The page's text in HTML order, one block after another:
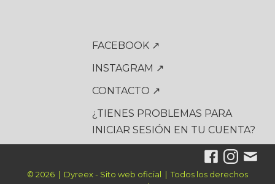
FACEBOOK ↗
INSTAGRAM ↗
CONTACTO ↗
¿TIENES PROBLEMAS PARA
INICIAR SESIÓN EN TU CUENTA?
© 2026 | Dyreex - Sito web oficial | Todos los derechos